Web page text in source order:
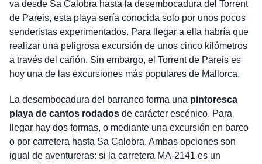
va desde Sa Calobra hasta la desembocadura del Torrent
de Pareis, esta playa sería conocida solo por unos pocos
senderistas experimentados. Para llegar a ella habría que
realizar una peligrosa excursión de unos cinco kilómetros
a través del cañón. Sin embargo, el Torrent de Pareis es
hoy una de las excursiones más populares de Mallorca.
La desembocadura del barranco forma una pintoresca
playa de cantos rodadosde carácter escénico. Para
llegar hay dos formas, o mediante una excursión en barco
o por carretera hasta Sa Calobra. Ambas opciones son
igual de aventureras: si la carretera MA-2141 es un